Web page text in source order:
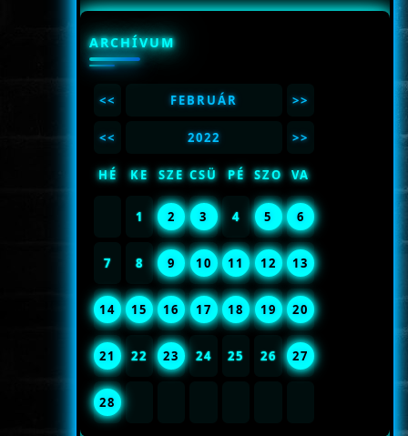
ARCHÍVUM
<< FEBRUÁR >>
<< 2022 >>
HÉ KE SZE CSÜ PÉ SZO VA
1 2 3 4 5 6
7 8 9 10 11 12 13
14 15 16 17 18 19 20
21 22 23 24 25 26 27
28